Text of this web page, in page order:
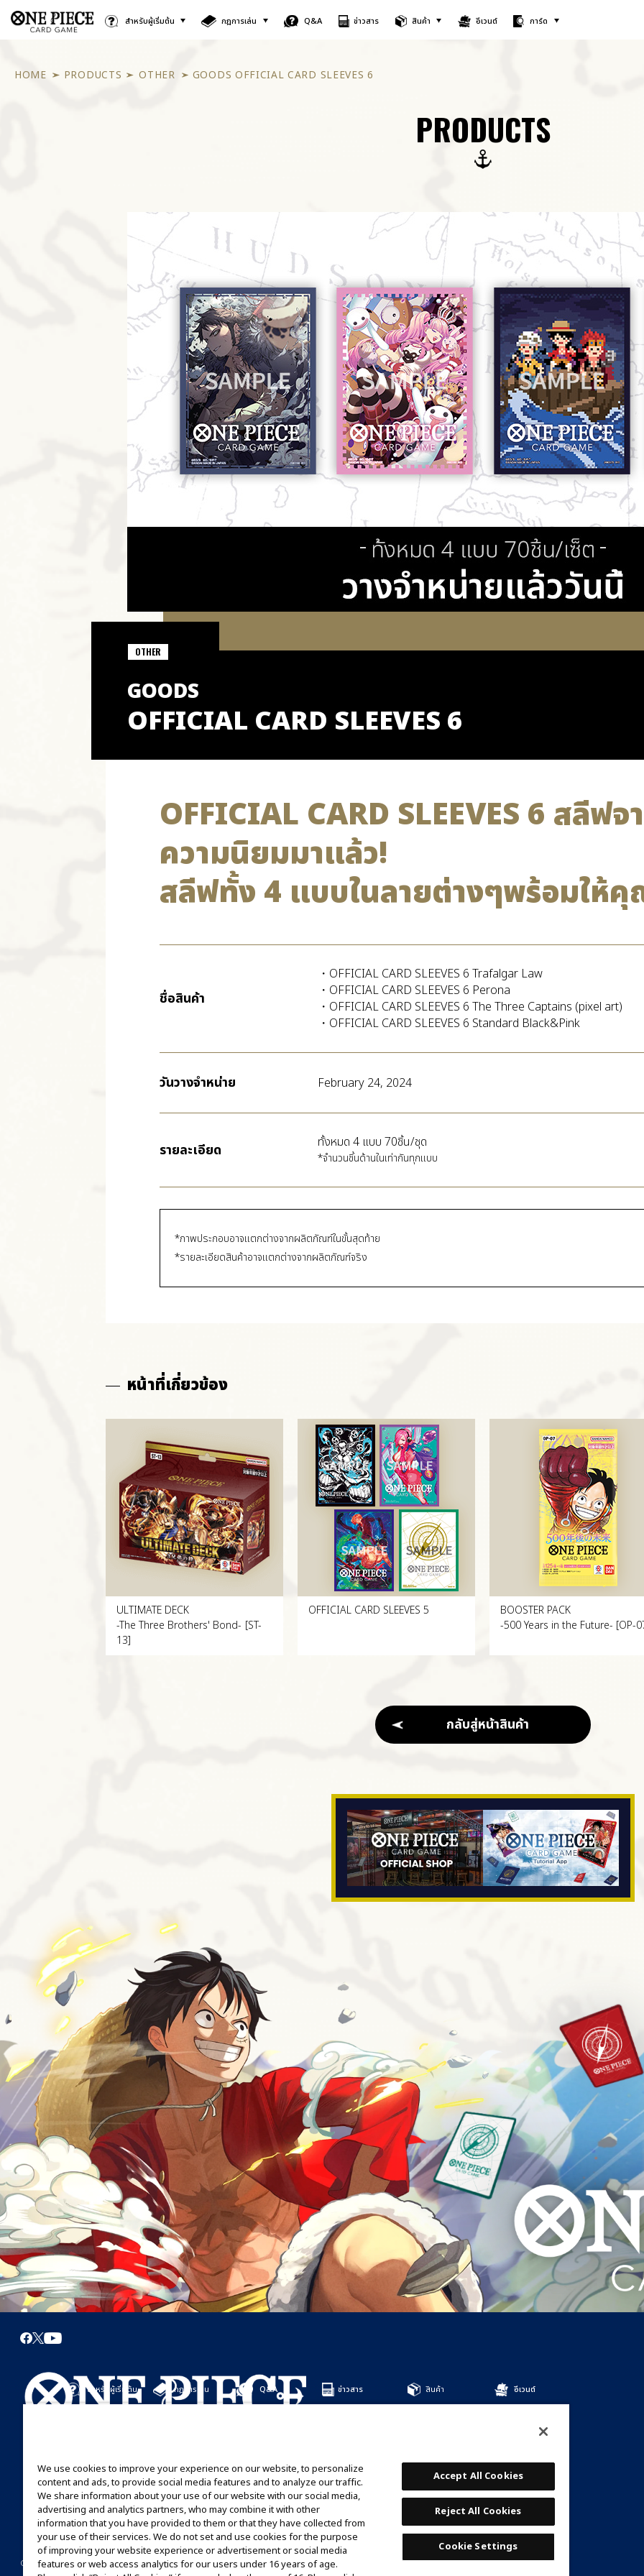
สำหรับผู้เริ่มต้น กฎการเล่น Q&A ข่าวสาร สินค้า อีเวนต์ การ์ด
HOME PRODUCTS OTHER GOODS OFFICIAL CARD SLEEVES 6
PRODUCTS
GOODS
OFFICIAL CARD SLEEVES 6
OTHER
OFFICIAL CARD SLEEVES 6 สลีฟ
ความนิยมมาแล้ว!
สลีฟทั้ง 4 แบบในลายต่างๆพร้อมให้คุ
ชื่อสินค้า
・OFFICIAL CARD SLEEVES 6 Trafalgar Law
・OFFICIAL CARD SLEEVES 6 Perona
・OFFICIAL CARD SLEEVES 6 The Three Captains (pixel art)
・OFFICIAL CARD SLEEVES 6 Standard Black&Pink
วันวางจำหน่าย February 24, 2024
รายละเอียด ทั้งหมด 4 แบบ 70ชิ้น/ชุด
*จำนวนชิ้นด้านในเท่ากันทุกแบบ
*ภาพประกอบอาจแตกต่างจากผลิตภัณฑ์ในขั้นสุดท้าย
*รายละเอียดสินค้าอาจแตกต่างจากผลิตภัณฑ์จริง
หน้าที่เกี่ยวข้อง
ULTIMATE DECK
-The Three Brothers' Bond- [ST-
13]
OFFICIAL CARD SLEEVES 5
BOOSTER PACK
-500 Years in the Future- [OP-
กลับสู่หน้าสินค้า
สำหรับผู้เริ่มต้น กฎการเล่น Q&A ข่าวสาร สินค้า อีเวนต์
การ์ด
รายชื่อการ์ด
CONTACT USCookie SettingsPRIVACY POLICYGLOBAL ENTRANCE
©Eiichiro Oda/Shueisha©Eiichiro Oda/Shueisha, Toei Animation
We use cookies to improve your experience on our website, to personalize
content and ads, to provide social media features and to analyze our traffic.
We share information about your use of our website with our social media,
advertising and analytics partners, who may combine it with other
information that you have provided to them or that they have collected from
your use of their services. We do not set and use cookies for the purpose
of improving your website experience or advertisement or social media
features or web access analytics for our users under 16 years of age.
Accept All Cookies
Reject All Cookies
Cookie Settings